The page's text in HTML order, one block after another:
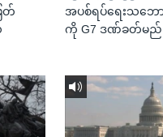
တ်
အပစ်ရပ်ရေးသဘေ
ကို G7 ဒဏ်ခတ်မည်